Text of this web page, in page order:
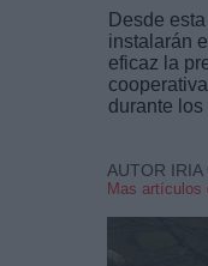
Desde
instalarán
eficaz la
durante
AUTOR IRIA
Mas artículos